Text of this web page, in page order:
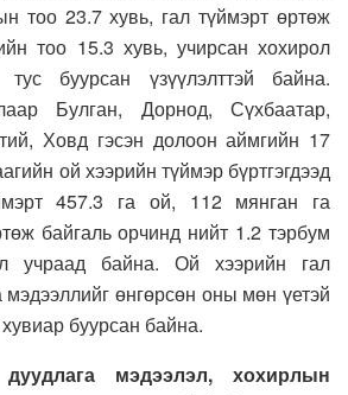
тоо 23.7 хувь, гал түймэрт өртөж
тоо 15.3 хувь, учирсан хохирол
буурсан үзүүлэлттэй байна.
Булган, Дорнод, Сүхбаатар,
Ховд гэсэн долоон аймгийн 17
ой хээрийн түймэр бүртгэгдээд
457.3 га ой, 112 мянган га
байгаль орчинд нийт 1.2 тэрбум
учраад байна. Ой хээрийн гал
мэдээллийг өнгөрсөн оны мөн үетэй
буурсан байна.
мэдээлэл, хохирлын